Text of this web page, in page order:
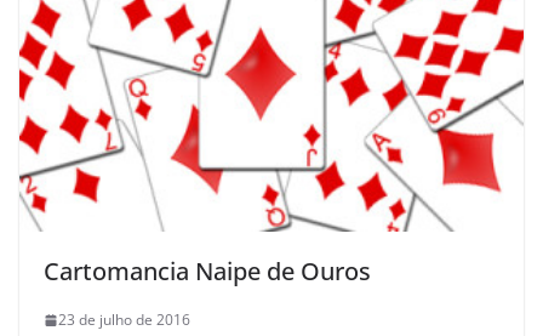
Cartomancia Naipe de Ouros
23 de julho de 2016